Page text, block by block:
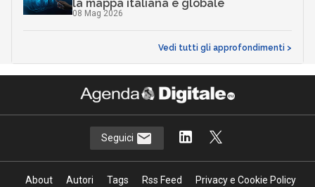
la mappa italiana e globale
08 Mag 2026
Vedi tutti gli approfondimenti >
Seguici
About Autori Tags Rss Feed
Privacy e Cookie Policy